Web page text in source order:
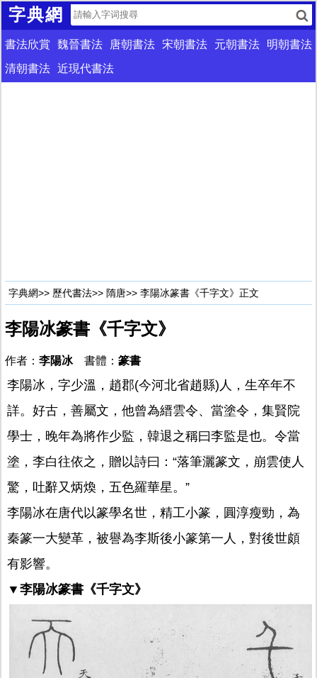
字典網
書法欣賞 魏晉書法 唐朝書法 宋朝書法 元朝書法
明朝書法
清朝書法 近現代書法
字典網>> 歷代書法>> 隋唐>> 李陽冰篆書《千字文》正文
李陽冰篆書《千字文》
作者： 李陽冰書體： 篆書
李陽冰，字少溫，趙郡(今河北省趙縣)人，生卒年不
詳。好古，善屬文，他曾為縉雲令、當塗令，集賢院
學士，晚年為將作少監，韓退之稱曰李監是也。令當
塗，李白往依之，贈以詩曰：“落筆灑篆文，崩雲使人
驚，吐辭又炳煥，五色羅華星。”
李陽冰在唐代以篆學名世，精工小篆，圓淳瘦勁，為
秦篆一大變革，被譽為李斯後小篆第一人，對後世頗
有影響。
▼李陽冰篆書《千字文》